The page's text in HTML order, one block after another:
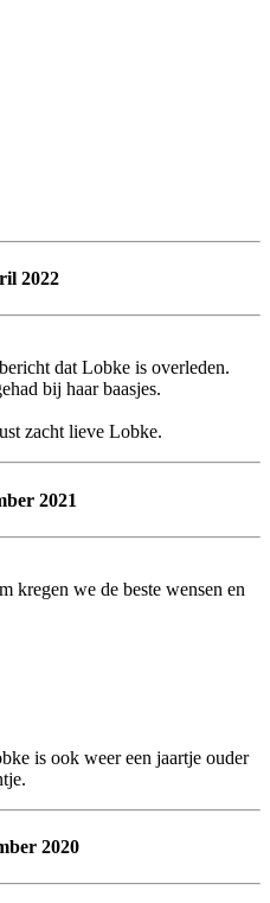
2022
dat Lobke is overleden.
bij haar baasjes.
Lobke.
2021
kregen we de beste wensen en
een jaartje ouder
2020